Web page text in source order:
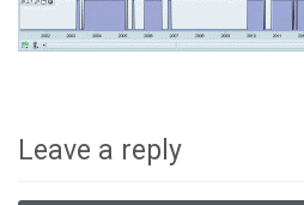
Leave a reply